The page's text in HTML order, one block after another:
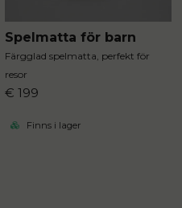
Spelmatta för barn
Färgglad spelmatta, perfekt för
resor
€ 199
Finns i lager